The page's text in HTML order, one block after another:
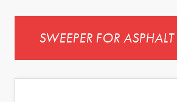
SWEEPER FOR